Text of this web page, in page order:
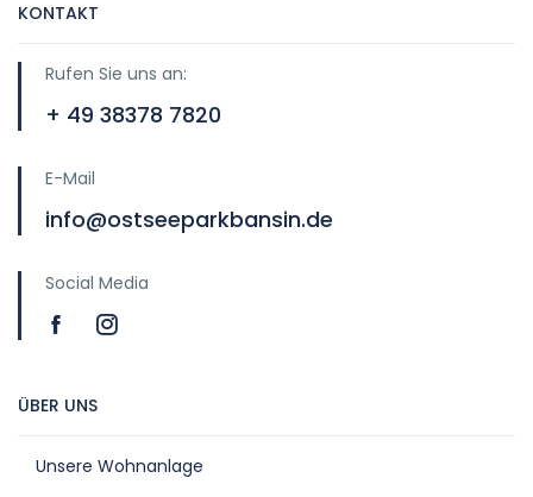
KONTAKT
Rufen Sie uns an:
+ 49 38378 7820
E-Mail
info@ostseeparkbansin.de
Social Media
ÜBER UNS
Unsere Wohnanlage